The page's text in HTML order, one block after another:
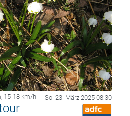
, 15-18 km/h So. 23. März 2025 08:30